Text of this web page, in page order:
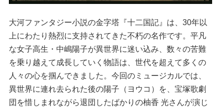
大河ファンタジー小説の金字塔『十二国記』は、30年以
上にわたり熱烈に支持されてきた不朽の名作です。平凡
な女子高生・中嶋陽子が異世界に迷い込み、数々の苦難
を乗り越えて成長していく物語は、世代を超えて多くの
人々の心を掴んできました。今回のミュージカルでは、
異世界に連れ去られた後の陽子（ヨウコ）を、宝塚歌劇
団を惜しまれながら退団したばかりの柚香 光さんが演じ